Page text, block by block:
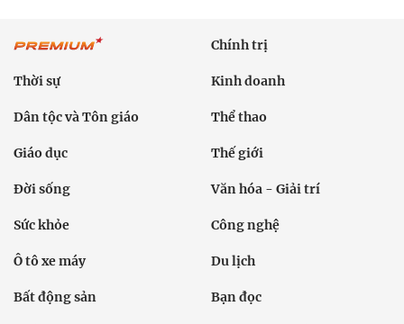
Chính trị
Thời sự Kinh doanh
Dân tộc và Tôn giáo Thể thao
Giáo dục Thế giới
Đời sống Văn hóa - Giải trí
Sức khỏe Công nghệ
Ô tô xe máy Du lịch
Bất động sản Bạn đọc